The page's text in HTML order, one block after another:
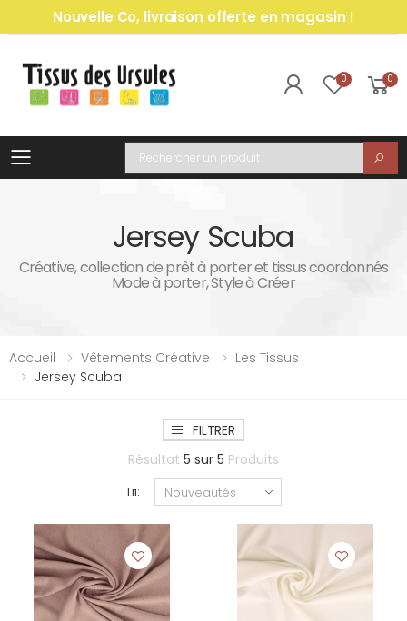
Nouvelle Co, livraison offerte en magasin !
0 0
Toggle mobile menu
Recherche
Jersey Scuba
Créative, collection de prêt à porter et tissus coordonnés
Mode à porter, Style à Créer
Accueil Vêtements Créative
Les Tissus
Jersey Scuba
FILTRER
Résultat 5 sur 5 Produits
Tri: